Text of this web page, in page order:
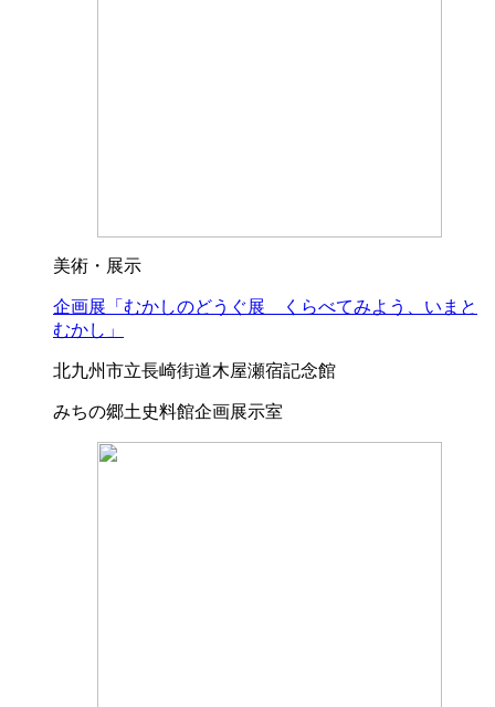
美術・展示
企画展「むかしのどうぐ展 くらべてみよう、いまと
むかし」
北九州市立長崎街道木屋瀬宿記念館
みちの郷土史料館企画展示室